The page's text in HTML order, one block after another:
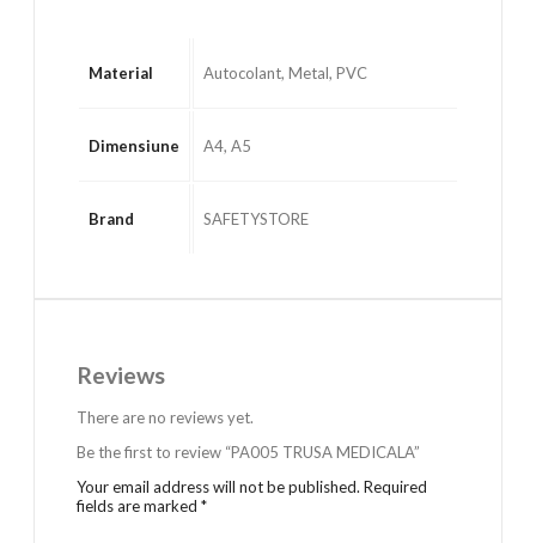
Material Autocolant, Metal, PVC
Dimensiune A4, A5
Brand SAFETYSTORE
Reviews
There are no reviews yet.
Be the first to review “PA005 TRUSA MEDICALA”
Your email address will not be published. Required
fields are marked *